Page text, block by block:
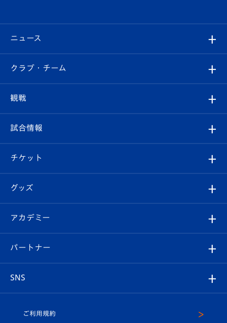
ニュース
すべて
クラブ
試合情報
チケット
イベント
メディア
ホームタウン
クラブ・チーム
クラブ概要
エンブレム紹介
スタッフプロフィール
マスコット紹介
観戦
観戦ルール
はじめての観戦ガイド
Revive Team
ヴィヴィくんの長崎おもてなしガイド
試合情報
試合日程/結果
フォトギャラリー
スタジアムグルメ
チケット
チケット
V-LOVERS（ファンクラブ）
プレイヤーズスイート
グッズ
オンラインショップ
店舗情報
アカデミー
育成からのお知らせ
U-18
パートナー
SNS
ご利用規約